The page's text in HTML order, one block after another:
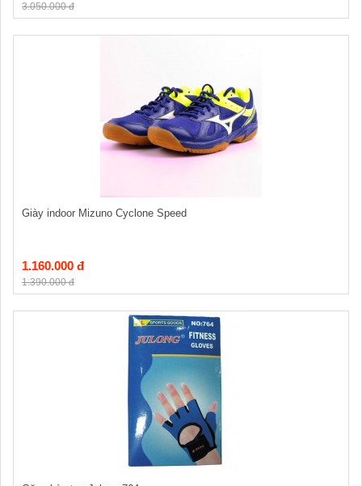
3.050.000 đ
Giày indoor Mizuno Cyclone Speed
1.160.000 đ
1.390.000 đ